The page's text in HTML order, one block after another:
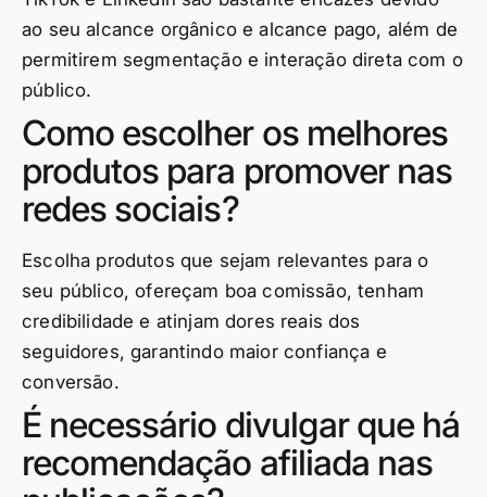
ao seu alcance orgânico e alcance pago, além de
permitirem segmentação e interação direta com o
público.
Como escolher os melhores
produtos para promover nas
redes sociais?
Escolha produtos que sejam relevantes para o
seu público, ofereçam boa comissão, tenham
credibilidade e atinjam dores reais dos
seguidores, garantindo maior confiança e
conversão.
É necessário divulgar que há
recomendação afiliada nas